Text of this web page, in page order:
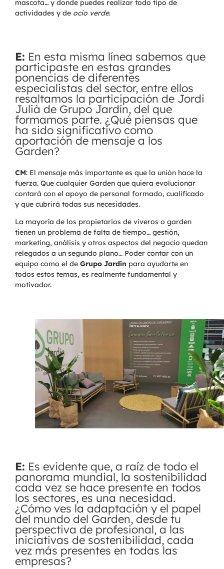
mascota… y donde puedes realizar todo tipo de
actividades y de ocio verde.
E: En esta misma línea sabemos que
participaste en estas grandes
ponencias de diferentes
especialistas del sector, entre ellos
resaltamos la participación de Jordi
Julià de Grupo Jardín, del que
formamos parte. ¿Qué piensas que
ha sido significativo como
aportación de mensaje a los
Garden?
CM: El mensaje más importante es que la unión hace la
fuerza. Que cualquier Garden que quiera evolucionar
contará con el apoyo de personal formado, cualificado
y que cubrirá todas sus necesidades.
La mayoría de los propietarios de viveros o garden
tienen un problema de falta de tiempo… gestión,
marketing, análisis y otros aspectos del negocio quedan
relegados a un segundo plano… Poder contar con un
equipo como el de Grupo Jardín para ayudarte en
todos estos temas, es realmente fundamental y
motivador.
E: Es evidente que, a raíz de todo el
panorama mundial, la sostenibilidad
cada vez se hace presente en todos
los sectores, es una necesidad.
¿Cómo ves la adaptación y el papel
del mundo del Garden, desde tu
perspectiva de profesional, a las
iniciativas de sostenibilidad, cada
vez más presentes en todas las
empresas?